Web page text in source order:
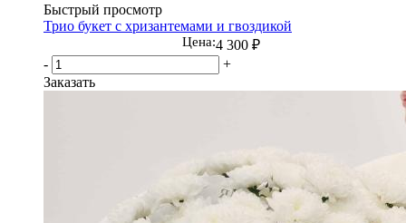
Быстрый просмотр
Трио букет с хризантемами и гвоздикой
Цена:4 300 ₽
-
+
Заказать